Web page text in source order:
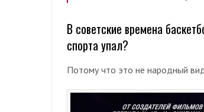
В советские времена
спорта упал?
Потому что это не народный